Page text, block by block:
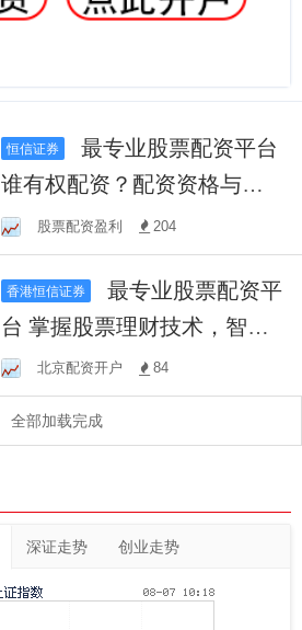
恒信证券
最专业股票配资平台
谁有权配资？配资资格与条
件一览股票配资盈利 204
香港恒信证券
最专业股票配资平
台 掌握股票理财技术，智慧
投资，轻松实现财富增长！
北京配资开户 84
全部加载完成
深证走势 创业走势